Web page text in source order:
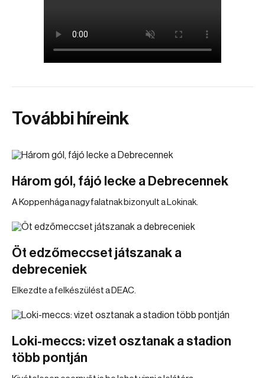
További híreink
Három gól, fájó lecke a Debrecennek
A Koppenhága nagy falatnak bizonyult a Lokinak.
Öt edzőmeccset játszanak a
debreceniek
Elkezdte a felkészülést a DEAC.
Loki-meccs: vizet osztanak a stadion
több pontján